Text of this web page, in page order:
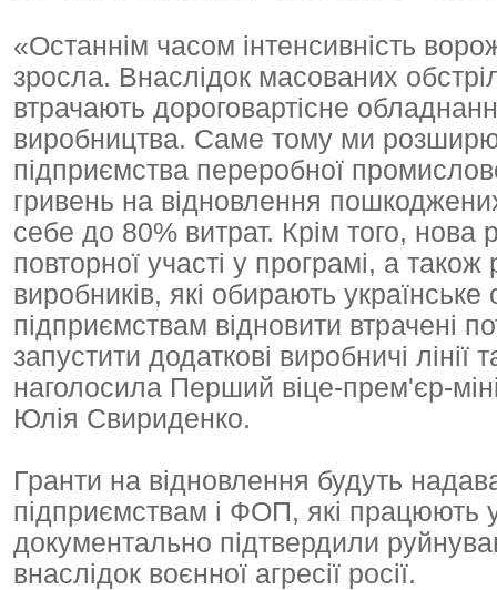
«Останнім часом інтенсивність
зросла. Внаслідок масованих
втрачають дороговартісне
виробництва. Саме тому ми
підприємства переробної
гривень на відновлення
себе до 80% витрат. Крім того,
повторної участі у програмі, а
виробників, які обирають
підприємствам відновити втрачені
запустити додаткові виробничі
наголосила Перший віце-прем'єр-
Юлія Свириденко.
Гранти на відновлення будуть
підприємствам і ФОП, які працюють
документально підтвердили
внаслідок воєнної агресії росії.